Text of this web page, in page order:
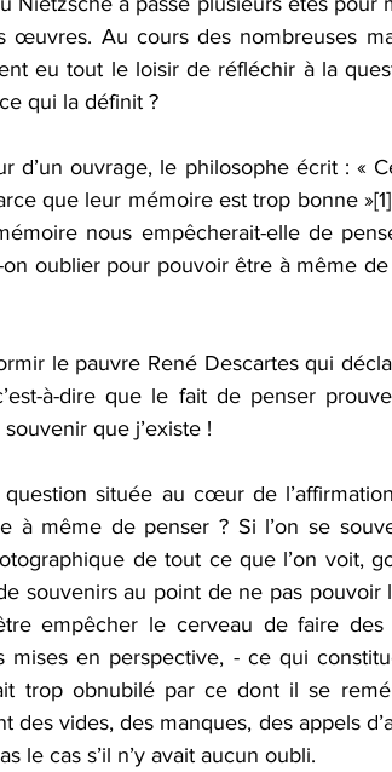
œuvres. Au cours des nombreuses
eu tout le loisir de réfléchir à la
qui la définit ?
d’un ouvrage, le philosophe écrit : «
que leur mémoire est trop bonne »[1]
nous empêcherait-elle de
on oublier pour pouvoir être à même
le pauvre René Descartes qui
à-dire que le fait de penser
que j’existe !
située au cœur de
à même de penser ? Si l’on se
de tout ce que l’on voit,
souvenirs au point de ne pas pouvoir
empêcher le cerveau de faire
mises en perspective, - ce qui
trop obnubilé par ce dont il se
des vides, des manques, des appels
le cas s’il n’y avait aucun oubli.